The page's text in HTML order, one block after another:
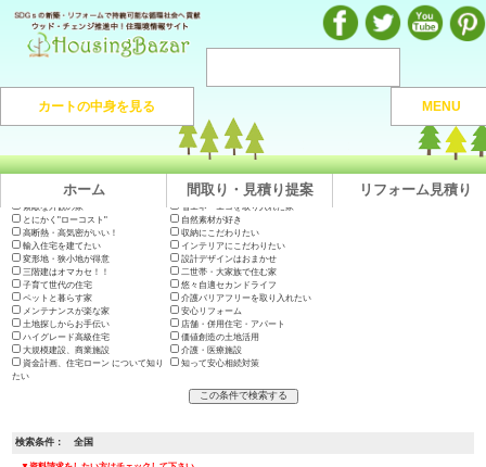
カートの中身を見る MENU
ホーム 間取り・見積り提案 リフォーム見積り
注文住宅のマンガや施工実例、動画を見ながら地域の優良工務店が探せるハウジングバザール
注文住宅HOME> 地域から捜す >全国
出展会社一覧
テーマで絞り込む
木の家に住みたい 地震に強い高耐久の家
長期優良住宅・200年住宅
やっぱり"和"が好き
素敵な外観の家
省エネ・エコを取り入れた家
とにかく"ローコスト"
高断熱・高気密がいい！
設計デザインはおまかせ
子育て世代の住宅